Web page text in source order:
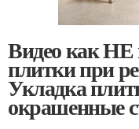
Видео как НЕ
плитки при
Укладка
окрашенные